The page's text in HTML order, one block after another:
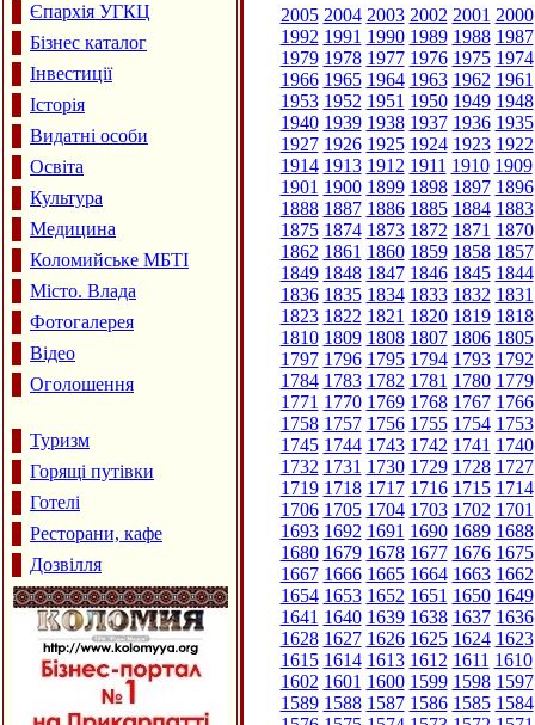
Єпархія УГКЦ
Бізнес каталог
Інвестиції
Історія
Видатні особи
Освіта
Культура
Медицина
Коломийське МБТІ
Місто. Влада
Фотогалерея
Відео
Оголошення
Туризм
Горящі путівки
Готелі
Ресторани, кафе
Дозвілля
2005 2004 2003 2002 2001 2000
1992 1991 1990 1989 1988 1987
1979 1978 1977 1976 1975 1974
1966 1965 1964 1963 1962 1961
1953 1952 1951 1950 1949 1948
1940 1939 1938 1937 1936 1935
1927 1926 1925 1924 1923 1922
1914 1913 1912 1911 1910 1909
1901 1900 1899 1898 1897 1896
1888 1887 1886 1885 1884 1883
1875 1874 1873 1872 1871 1870
1862 1861 1860 1859 1858 1857
1849 1848 1847 1846 1845 1844
1836 1835 1834 1833 1832 1831
1823 1822 1821 1820 1819 1818
1810 1809 1808 1807 1806 1805
1797 1796 1795 1794 1793 1792
1784 1783 1782 1781 1780 1779
1771 1770 1769 1768 1767 1766
1758 1757 1756 1755 1754 1753
1745 1744 1743 1742 1741 1740
1732 1731 1730 1729 1728 1727
1719 1718 1717 1716 1715 1714
1706 1705 1704 1703 1702 1701
1693 1692 1691 1690 1689 1688
1680 1679 1678 1677 1676 1675
1667 1666 1665 1664 1663 1662
1654 1653 1652 1651 1650 1649
1641 1640 1639 1638 1637 1636
1628 1627 1626 1625 1624 1623
1615 1614 1613 1612 1611 1610
1602 1601 1600 1599 1598 1597
1589 1588 1587 1586 1585 1584